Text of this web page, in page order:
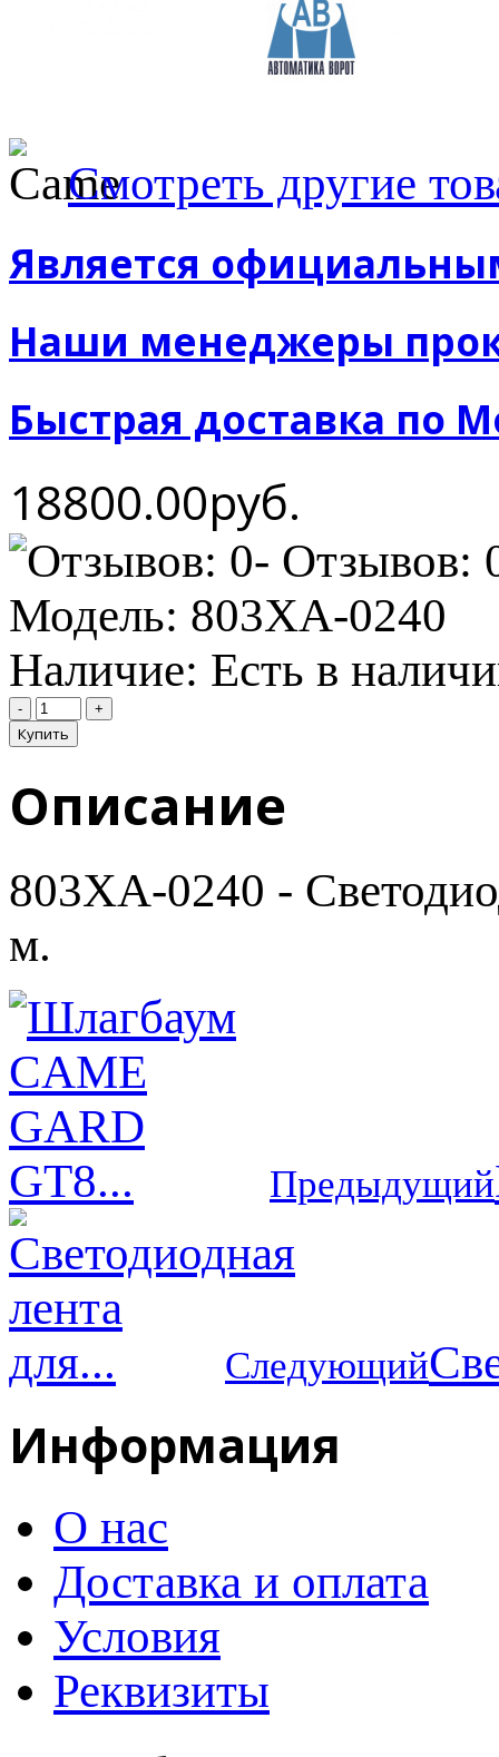
Смотреть другие
Является
Наши менеджеры
Быстрая доставка по
18800.00руб.
- Отзывов:
Модель: 803XA-0240
Наличие: Есть в
Описание
803XA-0240 -
м.
Предыдущий
Следующий
Информация
О нас
Доставка и оплата
Условия
Реквизиты